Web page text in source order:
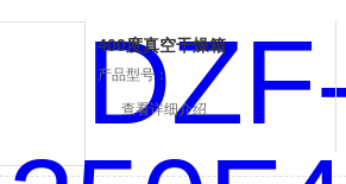
400度真空干燥箱
产品型号：
查看详细介绍